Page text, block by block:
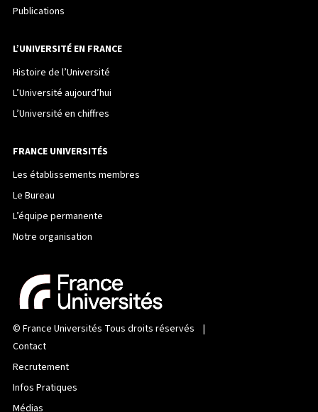
Publications
L’UNIVERSITÉ EN FRANCE
Histoire de l’Université
L’Université aujourd’hui
L’Université en chiffres
FRANCE UNIVERSITÉS
Les établissements membres
Le Bureau
L’équipe permanente
Notre organisation
© France Universités Tous droits réservés |
Contact
Recrutement
Infos Pratiques
Médias